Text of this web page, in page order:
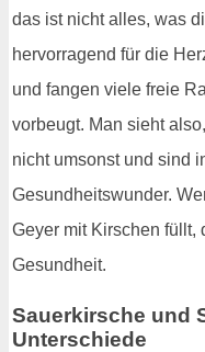
das ist nicht alles, was
hervorragend für die
und fangen viele freie
vorbeugt. Man sieht
nicht umsonst und sind
Gesundheitswunder.
Geyer mit Kirschen füllt,
Gesundheit.
Sauerkirsche und
Unterschiede